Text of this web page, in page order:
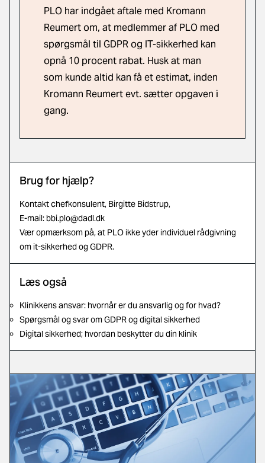
PLO har indgået aftale med Kromann
Reumert om, at medlemmer af PLO med
spørgsmål til GDPR og IT-sikkerhed kan
opnå 10 procent rabat. Husk at man
som kunde altid kan få et estimat, inden
Kromann Reumert evt. sætter opgaven i
gang.
Brug for hjælp?
Kontakt chefkonsulent, Birgitte Bidstrup,
E-mail:bbi.plo@dadl.dk
Vær opmærksom på, at PLO ikke yder individuel rådgivning
om it-sikkerhed og GDPR.
Læs også
Klinikkens ansvar: hvornår er du ansvarlig og for hvad?
Spørgsmål og svar om GDPR og digital sikkerhed
Digital sikkerhed; hvordan beskytter du din klinik